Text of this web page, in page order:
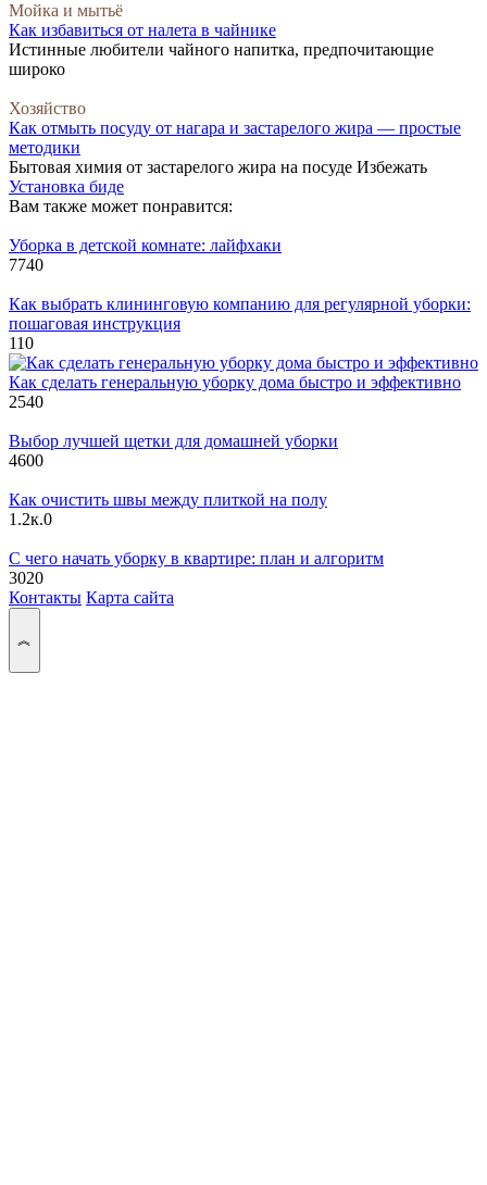
Мойка и мытьё
Как избавиться от налета в чайнике
Истинные любители чайного напитка, предпочитающие
широко
Хозяйство
Как отмыть посуду от нагара и застарелого жира — простые
методики
Бытовая химия от застарелого жира на посуде Избежать
Установка биде
Вам также может понравится:
Уборка в детской комнате: лайфхаки
7740
Как выбрать клининговую компанию для регулярной уборки:
пошаговая инструкция
110
Как сделать генеральную уборку дома быстро и эффективно
2540
Выбор лучшей щетки для домашней уборки
4600
Как очистить швы между плиткой на полу
1.2к.0
С чего начать уборку в квартире: план и алгоритм
3020
Контакты Карта сайта